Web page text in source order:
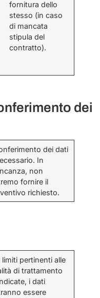
fornitura dello
stesso (in caso
di mancata
stipula del
contratto).
dei
dei dati
In
non
fornire il
richiesto.
limiti pertinenti alle
di trattamento
i dati
essere